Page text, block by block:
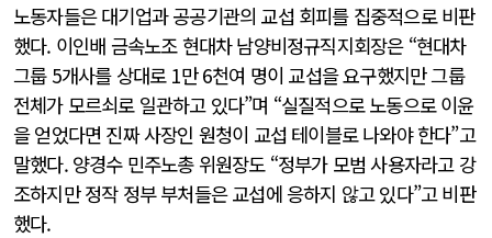
노동자들은 대기업과 공공기관의 교섭 회피를 집중적으로 비판
했다. 이인배 금속노조 현대차 남양비정규직지회장은 “현대차
그룹 5개사를 상대로 1만 6천여 명이 교섭을 요구했지만 그룹
전체가 모르쇠로 일관하고 있다”며 “실질적으로 노동으로 이윤
을 얻었다면 진짜 사장인 원청이 교섭 테이블로 나와야 한다”고
말했다. 양경수 민주노총 위원장도 “정부가 모범 사용자라고 강
조하지만 정작 정부 부처들은 교섭에 응하지 않고 있다”고 비판
했다.